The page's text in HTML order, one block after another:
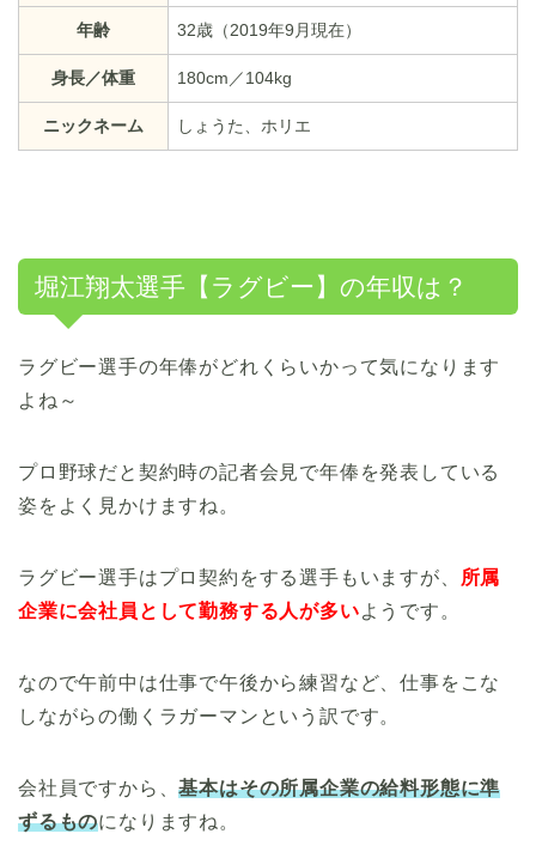
年齢 32歳（2019年9月現在）
身長／体重 180cm／104kg
ニックネーム しょうた、ホリエ
堀江翔太選手【ラグビー】の年収は？
ラグビー選手の年俸がどれくらいかって気になります
よね～
プロ野球だと契約時の記者会見で年俸を発表している
姿をよく見かけますね。
ラグビー選手はプロ契約をする選手もいますが、
所属
企業に会社員として勤務する人が多いようです。
なので午前中は仕事で午後から練習など、仕事をこな
しながらの働くラガーマンという訳です。
会社員ですから、基本はその所属企業の給料形態に準
ずるものになりますね。